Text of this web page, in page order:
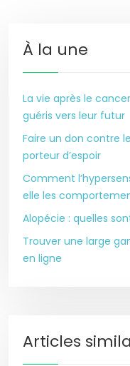
À la une
La vie après le
guéris vers leur futur
Faire un don contre
porteur d’espoir
Comment
elle les
Alopécie : quelles
Trouver une large
en ligne
Articles